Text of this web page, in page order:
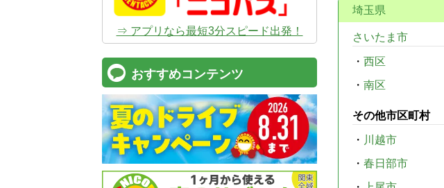
埼玉県
さいたま市
・ 西区
・ 南区
その他市区町村
・ 川越市
・ 春日部市
⇒ アプリなら最短3分スピード出発！
おすすめコンテンツ